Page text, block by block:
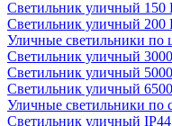
Светильник уличный 150
Светильник уличный 200
Уличные светильники по
Cветильник уличный
Cветильник уличный
Cветильник уличный
Уличные светильники по
Светильник уличный IP44